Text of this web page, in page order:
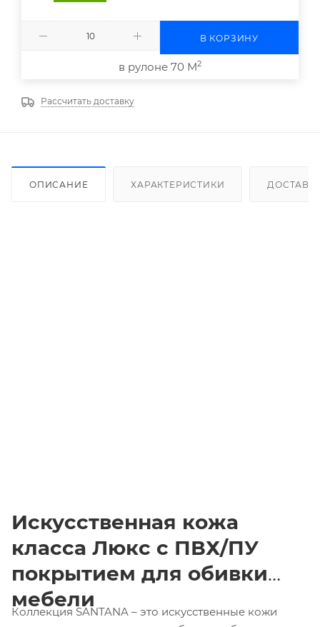
В КОРЗИНУ
в рулоне 70 М2
Рассчитать доставку
ОПИСАНИЕ ХАРАКТЕРИСТИКИ
Искусственная кожа
класса Люкс c ПВХ/ПУ
покрытием для обивки
мебели
Коллекция SANTANA – это искусственные кожи